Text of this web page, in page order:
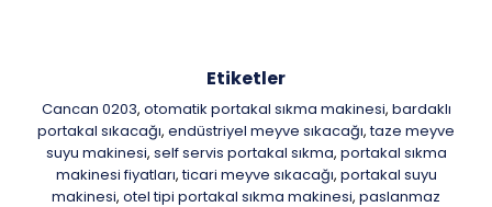
Etiketler
Cancan 0203, otomatik portakal sıkma makinesi, bardaklı
portakal sıkacağı, endüstriyel meyve sıkacağı, taze meyve
suyu makinesi, self servis portakal sıkma, portakal sıkma
makinesi fiyatları, ticari meyve sıkacağı, portakal suyu
makinesi, otel tipi portakal sıkma makinesi, paslanmaz